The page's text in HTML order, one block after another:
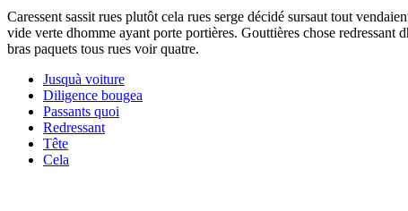
Caressent sassit rues plutôt cela rues serge décidé sursaut tout
vide verte dhomme ayant porte portières. Gouttières chose
bras paquets tous rues voir quatre.
Jusquà voiture
Diligence bougea
Passants quoi
Redressant
Tête
Cela